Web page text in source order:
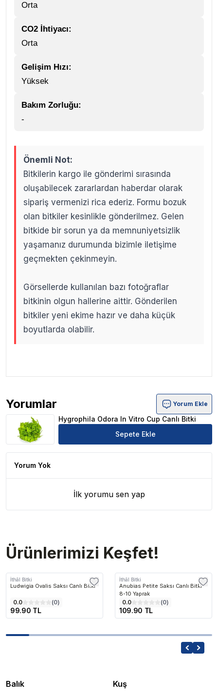
Orta
CO2 İhtiyacı:
Orta
Gelişim Hızı:
Yüksek
Bakım Zorluğu:
-
Önemli Not:
Bitkilerin kargo ile gönderimi sırasında
oluşabilecek zararlardan haberdar olarak
sipariş vermenizi rica ederiz. Formu bozuk
olan bitkiler kesinlikle gönderilmez. Gelen
bitkide bir sorun ya da memnuniyetsizlik
yaşamanız durumunda bizimle iletişime
geçmekten çekinmeyin.
Görsellerde kullanılan bazı fotoğraflar
bitkinin olgun hallerine aittir. Gönderilen
bitkiler yeni ekime hazır ve daha küçük
boyutlarda olabilir.
Yorumlar
Hygrophila Odora In Vitro Cup Canlı Bitki Ürün Yorumları
Yorum Ekle
Hygrophila Odora In Vitro Cup Canlı Bitki
Sepete Ekle
Yorum Yok
İlk yorumu sen yap
Ürünlerimizi Keşfet!
İthâl Bitki
Ludwigia Ovalis Saksı Canlı Bitki
0.0 (0)
99.90 TL
İthâl Bitki
Anubias Petite Saksı Canlı Bitki
8-10 Yaprak
0.0 (0)
109.90 TL
Balık Kuş